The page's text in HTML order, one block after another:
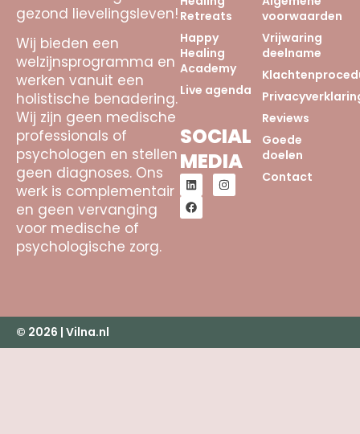
gezond lievelingsleven!
Wij bieden een
welzijnsprogramma en
werken vanuit een
holistische benadering.
Wij zijn geen medische
professionals of
psychologen en stellen
geen diagnoses. Ons
werk is complementair
en geen vervanging
voor medische of
psychologische zorg.
Retreats
Happy
Healing
Academy
Live agenda
SOCIAL
MEDIA
voorwaarden
Vrijwaring
deelname
Reviews
Goede
doelen
Contact
© 2026 | Vilna.nl